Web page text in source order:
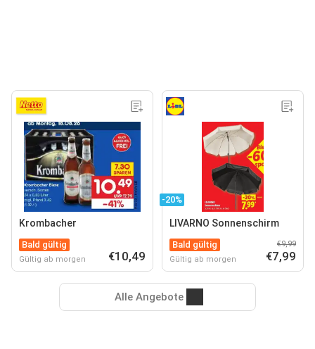
Krombacher
Bald gültig
Gültig ab morgen €10,49
-20%
LIVARNO Sonnenschirm
Bald gültig
Gültig ab morgen
€9,99
€7,99
Alle Angebote